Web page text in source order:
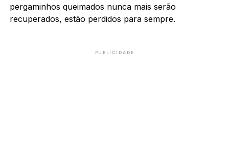
pergaminhos queimados nunca mais serão
recuperados, estão perdidos para sempre.
PUBLICIDADE